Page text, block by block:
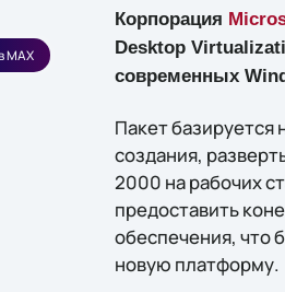
MAX
Корпорация
Desktop
современных
Пакет
создания,
2000 на рабочих
предоставить
обеспечения, что
новую платформу.